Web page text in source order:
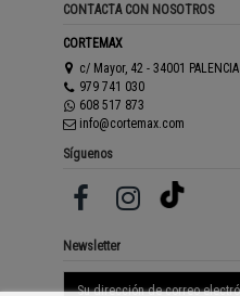
CONTACTA CON NOSOTROS
CORTEMAX
c/ Mayor, 42 - 34001 PALENCIA
979 741 030
608 517 873
info@cortemax.com
Síguenos
Newsletter